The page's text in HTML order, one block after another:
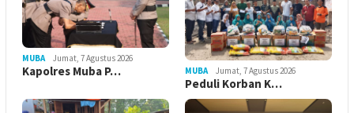
MUBA Jumat, 7 Agustus 2026
Kapolres Muba P… MUBA Jumat, 7 Agustus 2026
Peduli Korban K…